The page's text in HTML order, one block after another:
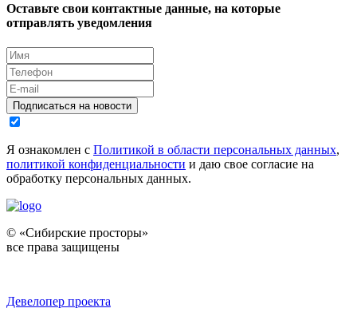
Оставьте свои контактные данные, на которые
отправлять уведомления
Подписаться на новости
Я ознакомлен с Политикой в области персональных данных,
политикой конфиденциальности и даю свое согласие на
обработку персональных данных.
© «Сибирские просторы»
все права защищены
Девелопер проекта